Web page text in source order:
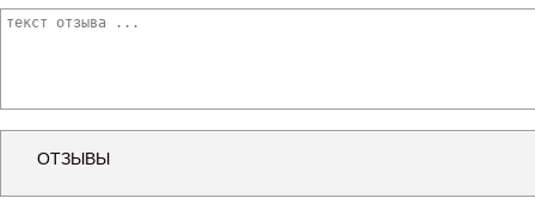
ОТЗЫВЫ